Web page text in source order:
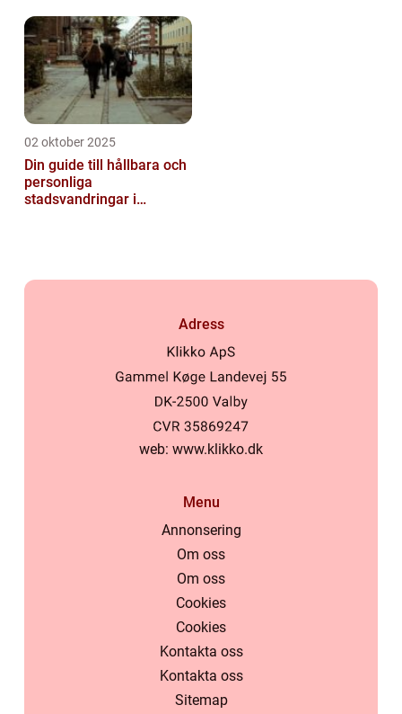
02 oktober 2025
Din guide till hållbara och
personliga
stadsvandringar i
Adress
web: www.klikko.dk
Menu
Annonsering
Om oss
Om oss
Cookies
Cookies
Kontakta oss
Kontakta oss
Sitemap